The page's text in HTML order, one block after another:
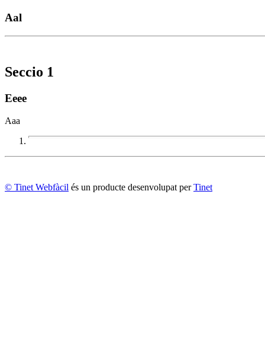
Aal
Seccio 1
Eeee
Aaa
© Tinet Webfàcil és un producte desenvolupat perTinet